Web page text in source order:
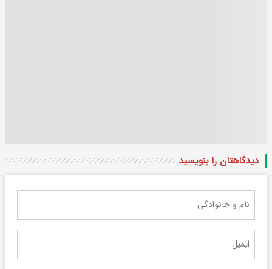
دیدگاهتان را بنویسید